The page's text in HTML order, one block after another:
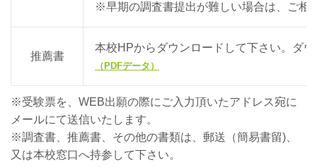
※早期の調査書提出が難しい場合は、ご相
推薦書
本校HPからダウンロードして下さい。ダ
（PDFデータ）
※受験票を、WEB出願の際にご入力頂いたアドレス宛に
メールにて送信いたします。
※調査書、推薦書、その他の書類は、郵送（簡易書留)、
又は本校窓口へ持参して下さい。